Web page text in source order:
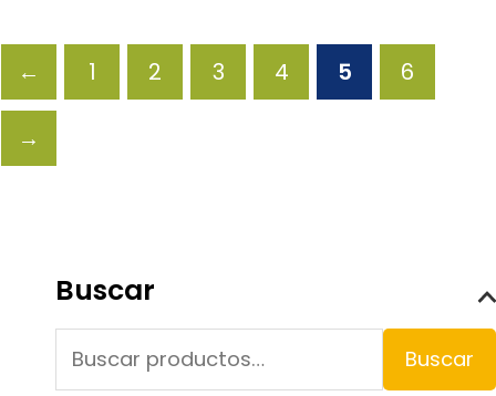
producto
← 1 2 3 4 5 6
→
Buscar
por:
Buscar